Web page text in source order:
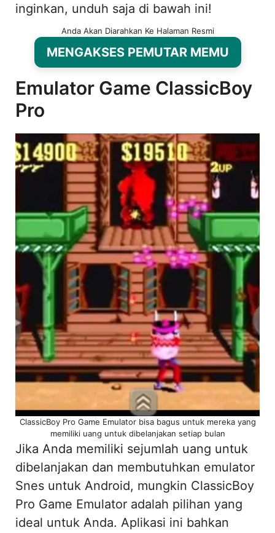
inginkan, unduh saja di bawah ini!
Anda Akan Diarahkan Ke Halaman Resmi
MENGAKSES PEMUTAR MEMU
Emulator Game ClassicBoy
Pro
ClassicBoy Pro Game Emulator bisa bagus untuk mereka yang
memiliki uang untuk dibelanjakan setiap bulan
Jika Anda memiliki sejumlah uang untuk
dibelanjakan dan membutuhkan emulator
Snes untuk Android, mungkin ClassicBoy
Pro Game Emulator adalah pilihan yang
ideal untuk Anda. Aplikasi ini bahkan